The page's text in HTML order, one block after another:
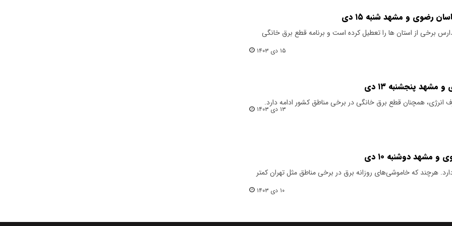
رضوی و مشهد شنبه ۱۵ دی
برخی از استان ها را تعطیل کرده است و برنامه قطع برق خانگی
۱۵ دی ۱۴۰۳
پنجشنبه ۱۳ دی
انرژی، همچنان قطع برق خانگی در برخی مناطق کشور ادامه دارد.
۱۳ دی ۱۴۰۳
مشهد دوشنبه ۱۰ دی
هرچند که خاموشی‌های روزانه برق در برخی مناطق مثل تهران کمتر
۱۰ دی ۱۴۰۳